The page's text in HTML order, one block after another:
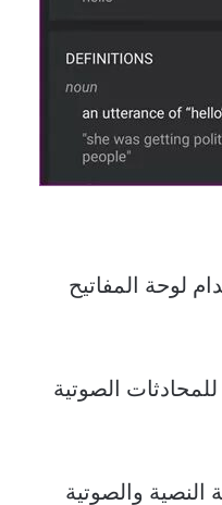
لوحة المفاتيح
الصوتية
النصية والصوتية